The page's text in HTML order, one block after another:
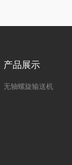
产品展示
无轴螺旋输送机